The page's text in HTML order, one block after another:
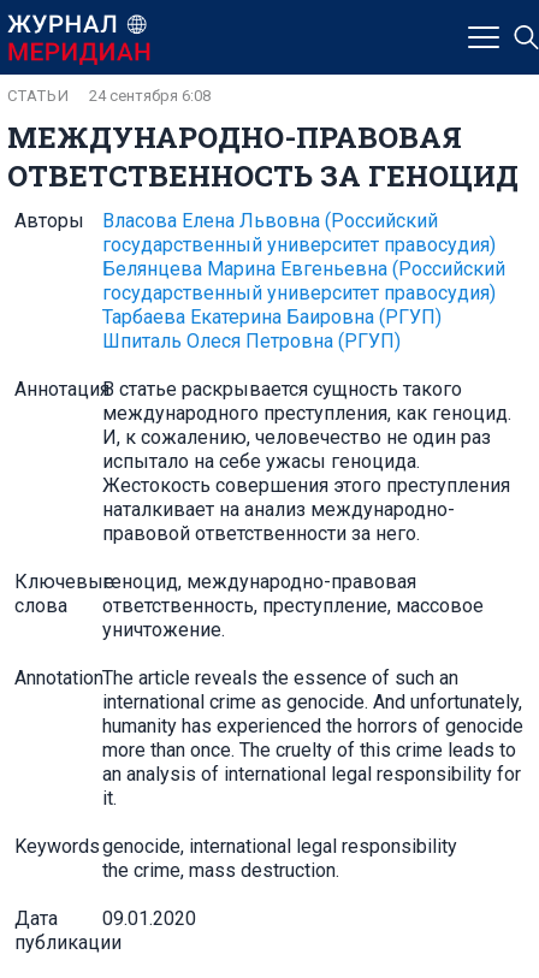
МЕЖДУНАРОДНО-ПРАВОВАЯ
ОТВЕТСТВЕННОСТЬ ЗА ГЕНОЦИД
СТАТЬИ 24 сентября 6:08
Авторы Власова Елена Львовна (Российский
государственный университет правосудия)
Белянцева Марина Евгеньевна (Российский
государственный университет правосудия)
Тарбаева Екатерина Баировна (РГУП)
Шпиталь Олеся Петровна (РГУП)
АннотацияВ статье раскрывается сущность такого
международного преступления, как геноцид.
И, к сожалению, человечество не один раз
испытало на себе ужасы геноцида.
Жестокость совершения этого преступления
наталкивает на анализ международно-
правовой ответственности за него.
Ключевые
слова
геноцид, международно-правовая
ответственность, преступление, массовое
уничтожение.
AnnotationThe article reveals the essence of such an
international crime as genocide. And unfortunately,
humanity has experienced the horrors of genocide
more than once. The cruelty of this crime leads to
an analysis of international legal responsibility for
it.
Keywordsgenocide, international legal responsibility
the crime, mass destruction.
Дата
публикации
09.01.2020